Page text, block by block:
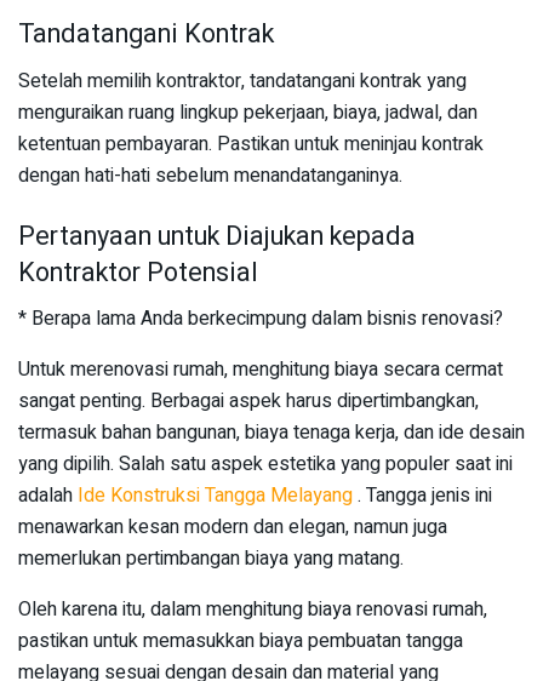
Tandatangani Kontrak
Setelah memilih kontraktor, tandatangani kontrak yang
menguraikan ruang lingkup pekerjaan, biaya, jadwal, dan
ketentuan pembayaran. Pastikan untuk meninjau kontrak
dengan hati-hati sebelum menandatanganinya.
Pertanyaan untuk Diajukan kepada
Kontraktor Potensial
* Berapa lama Anda berkecimpung dalam bisnis renovasi?
Untuk merenovasi rumah, menghitung biaya secara cermat
sangat penting. Berbagai aspek harus dipertimbangkan,
termasuk bahan bangunan, biaya tenaga kerja, dan ide desain
yang dipilih. Salah satu aspek estetika yang populer saat ini
adalah Ide Konstruksi Tangga Melayang. Tangga jenis ini
menawarkan kesan modern dan elegan, namun juga
memerlukan pertimbangan biaya yang matang.
Oleh karena itu, dalam menghitung biaya renovasi rumah,
pastikan untuk memasukkan biaya pembuatan tangga
melayang sesuai dengan desain dan material yang